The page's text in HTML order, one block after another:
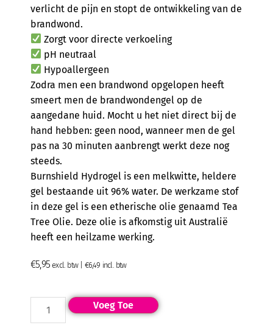
verlicht de pijn en stopt de ontwikkeling van de
brandwond.
Zorgt voor directe verkoeling
pH neutraal
Hypoallergeen
Zodra men een brandwond opgelopen heeft
smeert men de brandwondengel op de
aangedane huid. Mocht u het niet direct bij de
hand hebben: geen nood, wanneer men de gel
pas na 30 minuten aanbrengt werkt deze nog
steeds.
Burnshield Hydrogel is een melkwitte, heldere
gel bestaande uit 96% water. De werkzame stof
in deze gel is een etherische olie genaamd Tea
Tree Olie. Deze olie is afkomstig uit Australië
heeft een heilzame werking.
€5,95 excl. btw | €6,49 incl. btw
Voeg Toe